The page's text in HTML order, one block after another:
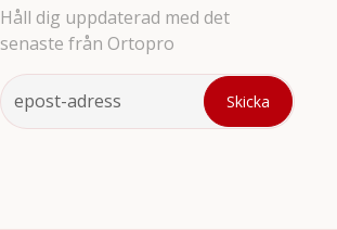
Håll dig uppdaterad med det
senaste från Ortopro